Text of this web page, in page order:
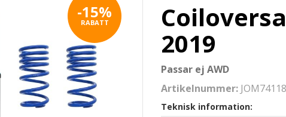
-15%
RABATT
2019
Passar ej AWD
Artikelnummer:
Teknisk information: